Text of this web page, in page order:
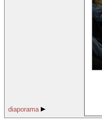
diaporama